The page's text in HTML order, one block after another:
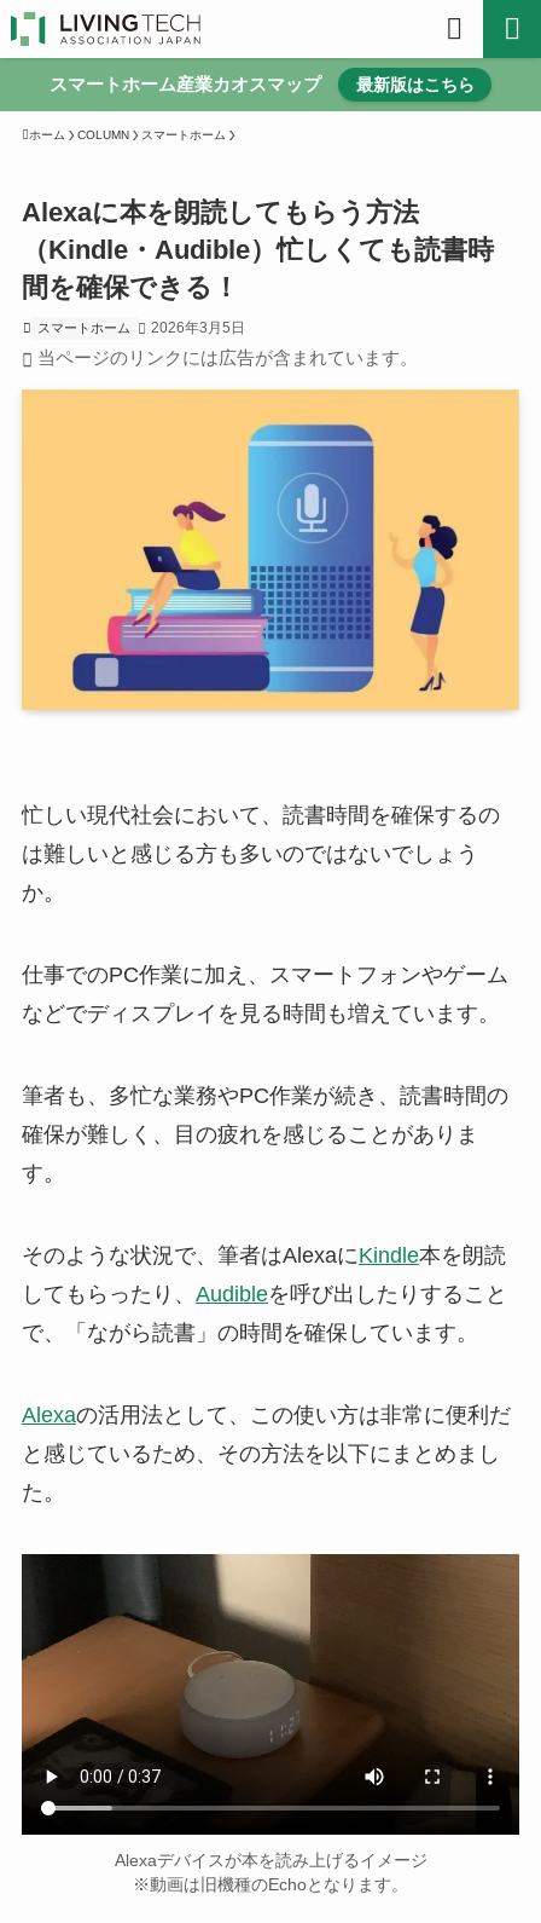
スマートホーム産業カオスマップ 最新版はこちら
ホーム COLUMN スマートホーム
Alexaに本を朗読してもらう方法
（Kindle・Audible）忙しくても読書時
間を確保できる！
スマートホーム 2026年3月5日
当ページのリンクには広告が含まれています。
忙しい現代社会において、読書時間を確保するの
は難しいと感じる方も多いのではないでしょう
か。
仕事でのPC作業に加え、スマートフォンやゲーム
などでディスプレイを見る時間も増えています。
筆者も、多忙な業務やPC作業が続き、読書時間の
確保が難しく、目の疲れを感じることがありま
す。
そのような状況で、筆者はAlexaにKindle本を朗読
してもらったり、 Audibleを呼び出したりすること
で、「ながら読書」の時間を確保しています。
Alexaの活用法として、この使い方は非常に便利だ
と感じているため、その方法を以下にまとめまし
た。
Alexaデバイスが本を読み上げるイメージ
※動画は旧機種のEchoとなります。